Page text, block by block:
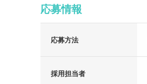
応募情報
応募方法
採用担当者